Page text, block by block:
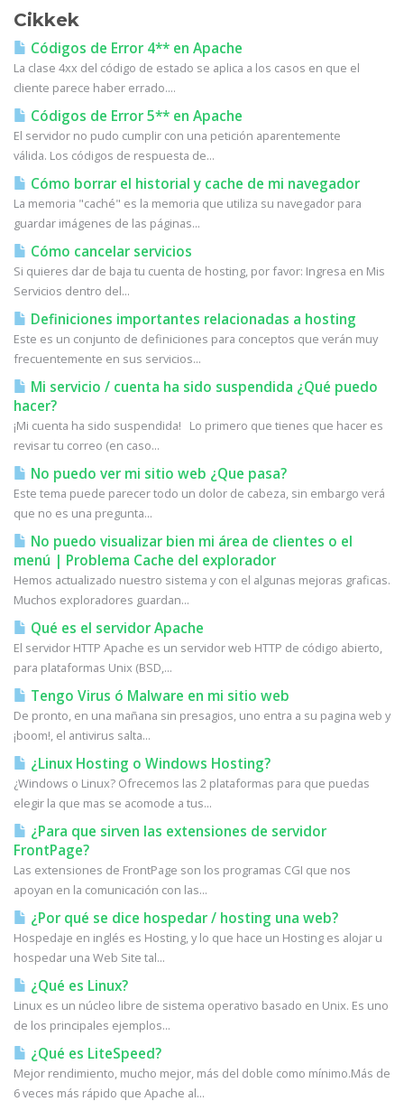
Cikkek
Códigos de Error 4** en Apache
La clase 4xx del código de estado se aplica a los casos en que el
cliente parece haber errado....
Códigos de Error 5** en Apache
El servidor no pudo cumplir con una petición aparentemente
válida. Los códigos de respuesta de...
Cómo borrar el historial y cache de mi navegador
La memoria "caché" es la memoria que utiliza su navegador para
guardar imágenes de las páginas...
Cómo cancelar servicios
Si quieres dar de baja tu cuenta de hosting, por favor: Ingresa en Mis
Servicios dentro del...
Definiciones importantes relacionadas a hosting
Este es un conjunto de definiciones para conceptos que verán muy
frecuentemente en sus servicios...
Mi servicio / cuenta ha sido suspendida ¿Qué puedo
hacer?
¡Mi cuenta ha sido suspendida! Lo primero que tienes que hacer es
revisar tu correo (en caso...
No puedo ver mi sitio web ¿Que pasa?
Este tema puede parecer todo un dolor de cabeza, sin embargo verá
que no es una pregunta...
No puedo visualizar bien mi área de clientes o el
menú | Problema Cache del explorador
Hemos actualizado nuestro sistema y con el algunas mejoras graficas.
Muchos exploradores guardan...
Qué es el servidor Apache
El servidor HTTP Apache es un servidor web HTTP de código abierto,
para plataformas Unix (BSD,...
Tengo Virus ó Malware en mi sitio web
De pronto, en una mañana sin presagios, uno entra a su pagina web y
¡boom!, el antivirus salta...
¿Linux Hosting o Windows Hosting?
¿Windows o Linux? Ofrecemos las 2 plataformas para que puedas
elegir la que mas se acomode a tus...
¿Para que sirven las extensiones de servidor
FrontPage?
Las extensiones de FrontPage son los programas CGI que nos
apoyan en la comunicación con las...
¿Por qué se dice hospedar / hosting una web?
Hospedaje en inglés es Hosting, y lo que hace un Hosting es alojar u
hospedar una Web Site tal...
¿Qué es Linux?
Linux es un núcleo libre de sistema operativo basado en Unix. Es uno
de los principales ejemplos...
¿Qué es LiteSpeed?
Mejor rendimiento, mucho mejor, más del doble como mínimo.Más de
6 veces más rápido que Apache al...